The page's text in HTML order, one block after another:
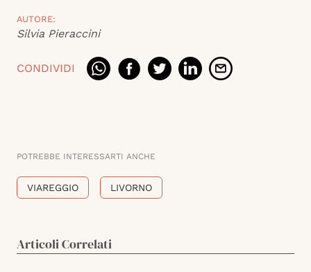
AUTORE:
Silvia Pieraccini
CONDIVIDI
POTREBBE INTERESSARTI ANCHE
VIAREGGIO LIVORNO
Articoli Correlati